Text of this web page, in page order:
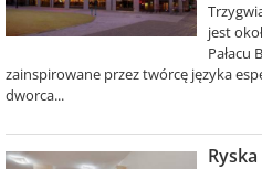
jest
Pałacu
zainspirowane przez twórcę języka
dworca...